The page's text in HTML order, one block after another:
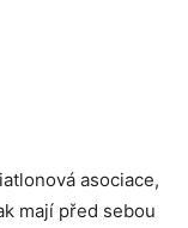
asociace,
mají před sebou